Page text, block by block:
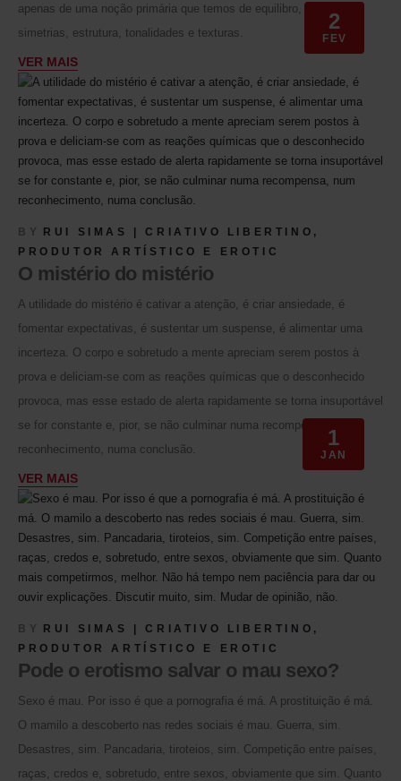
2
FEV
apenas de uma noção primária que temos de equilibro, rácios,
simetrias, estrutura, tonalidades e texturas.
VER MAIS
1
JAN
BY
RUI SIMAS | CRIATIVO LIBERTINO,
PRODUTOR ARTÍSTICO E EROTIC
O mistério do mistério
A utilidade do mistério é cativar a atenção, é criar ansiedade, é
fomentar expectativas, é sustentar um suspense, é alimentar uma
incerteza. O corpo e sobretudo a mente apreciam serem postos à
prova e deliciam-se com as reações químicas que o desconhecido
provoca, mas esse estado de alerta rapidamente se torna insuportável
se for constante e, pior, se não culminar numa recompensa, num
reconhecimento, numa conclusão.
VER MAIS
BY
RUI SIMAS | CRIATIVO LIBERTINO,
PRODUTOR ARTÍSTICO E EROTIC
Pode o erotismo salvar o mau sexo?
Sexo é mau. Por isso é que a pornografia é má. A prostituição é má.
O mamilo a descoberto nas redes sociais é mau. Guerra, sim.
Desastres, sim. Pancadaria, tiroteios, sim. Competição entre países,
raças, credos e, sobretudo, entre sexos, obviamente que sim. Quanto